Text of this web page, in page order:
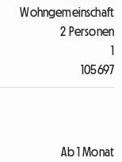
Wohngemeinschaft
2 Personen
1
105697
Ab 1 Monat